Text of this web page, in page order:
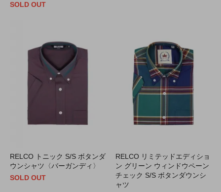
SOLD OUT
RELCO トニック S/S ボタンダ
ウンシャツ〈バーガンディ〉
SOLD OUT
RELCO リミテッドエディショ
ン グリーン ウィンドウペーン
チェック S/S ボタンダウンシ
ャツ